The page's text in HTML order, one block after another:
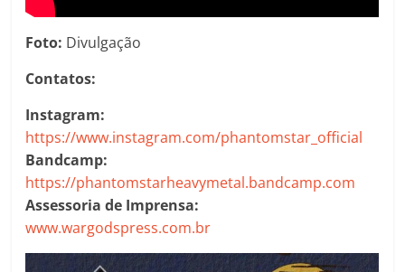
Foto: Divulgação
Contatos:
Instagram:
https://www.instagram.com/phantomstar_official
Bandcamp:
https://phantomstarheavymetal.bandcamp.com
Assessoria de Imprensa:
www.wargodspress.com.br